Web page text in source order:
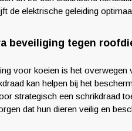
de elektrische geleiding
beveiliging tegen
voor koeien is het overwegen
kan helpen bij het
strategisch een schrikdraad
dat hun dieren veilig en